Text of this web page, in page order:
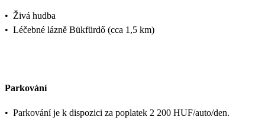
• Živá hudba
• Léčebné lázně Bükfürdő (cca 1,5 km)
Parkování
• Parkování je k dispozici za poplatek 2 200 HUF/auto/den.